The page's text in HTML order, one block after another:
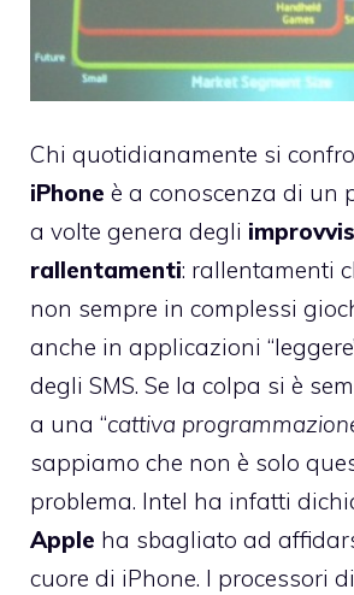
Chi quotidianamente si
iPhone è a conoscenza di un
a volte genera degli
rallentamenti: rallentamenti
non sempre in complessi
anche in applicazioni
degli SMS. Se la colpa si è
a una “cattiva
sappiamo che non è solo
problema. Intel ha infatti
Apple ha sbagliato ad
cuore di iPhone. I processori